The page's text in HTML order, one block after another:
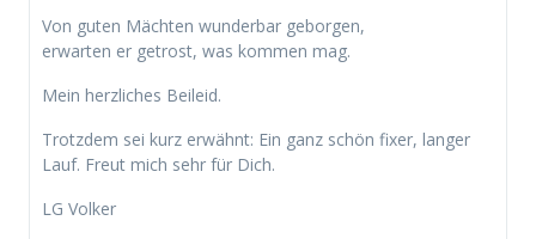
Von guten Mächten wunderbar geborgen,
erwarten er getrost, was kommen mag.
Mein herzliches Beileid.
Trotzdem sei kurz erwähnt: Ein ganz schön fixer, langer
Lauf. Freut mich sehr für Dich.
LG Volker